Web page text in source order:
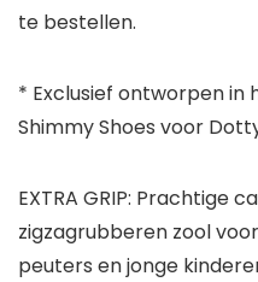
te bestellen.
* Exclusief ontworpen in
Shimmy Shoes voor
EXTRA GRIP: Prachtige
zigzagrubberen zool
peuters en jonge